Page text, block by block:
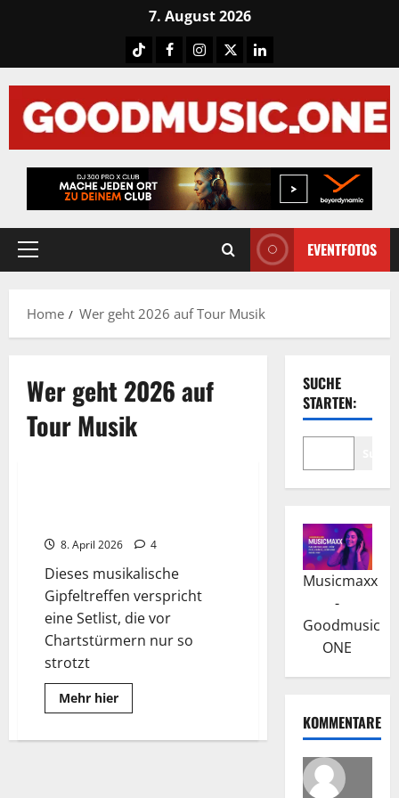
7. August 2026
TiktokFacebook
Instagram
X LinkedIN
Primary
EVENTFOTOS
Home Wer geht 2026 auf Tour Musik
Wer geht 2026 auf
Tour Musik
8. April 2026 4
Dieses musikalische
Gipfeltreffen verspricht
eine Setlist, die vor
Chartstürmern nur so
strotzt
Mehr hierRead
more
&
SUCHE
STARTEN:
Musicmaxx
-
Goodmusic
ONE
KOMMENTARE